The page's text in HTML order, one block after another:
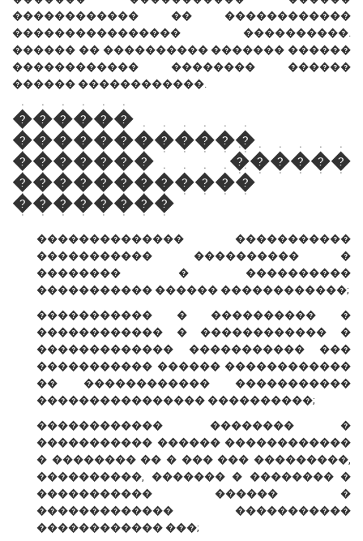
������������ �� ������������
���������������� ����������.
������ �� ���������� ������� ������
������������ �������� ������
������ ������������.
������
������������
������� ������
������������
��������
�������������� �����������
����������� ���������� �
�������� � ����������
����������� ������ ������������;
����������� � ���������� �
������������ � ������������ �
������������� ����������� ���
����������� ������ ������������
�� ������������ �����������
���������������� ����������;
������������ �������� �
����������� ������ ������������
� �������� �� � ��� ��� ���������,
����������, ������� � �������� �
����������� ������ �
������������� �����������
������������ ���;